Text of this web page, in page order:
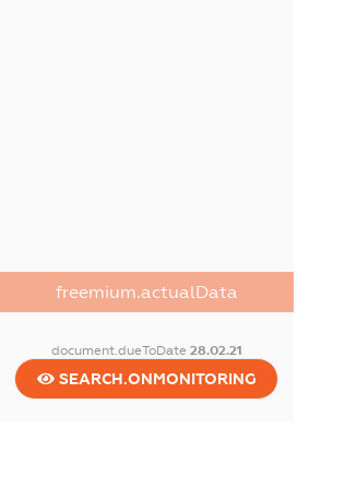
freemium.actualData
document.dueToDate 28.02.21
SEARCH.ONMONITORING